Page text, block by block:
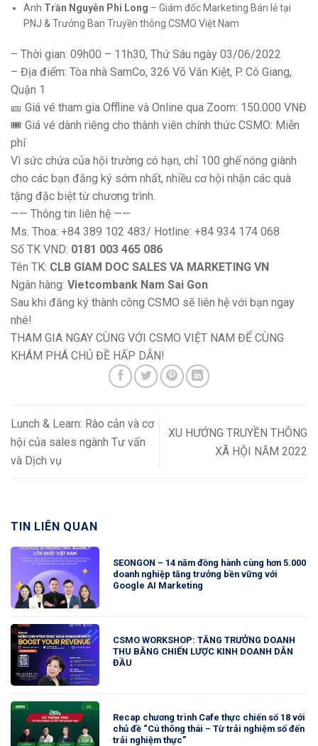
Anh Trần Nguyễn Phi Long – Giám đốc Marketing Bán lẻ tại
PNJ & Trưởng Ban Truyền thông CSMO Việt Nam
– Thời gian: 09h00 – 11h30, Thứ Sáu ngày 03/06/2022
– Địa điểm: Tòa nhà SamCo, 326 Võ Văn Kiệt, P. Cô Giang,
Quận 1
🎫 Giá vé tham gia Offline và Online qua Zoom: 150.000 VNĐ
🎟️ Giá vé dành riêng cho thành viên chính thức CSMO: Miễn
phí
Vì sức chứa của hội trường có hạn, chỉ 100 ghế nóng giành
cho các bạn đăng ký sớm nhất, nhiều cơ hội nhận các quà
tặng đặc biệt từ chương trình.
—— Thông tin liên hệ ——
Ms. Thoa: +84 389 102 483/ Hotline: +84 934 174 068
Số TK VND: 0181 003 465 086
Tên TK: CLB GIAM DOC SALES VA MARKETING VN
Ngân hàng: Vietcombank Nam Sai Gon
Sau khi đăng ký thành công CSMO sẽ liên hệ với bạn ngay
nhé!
THAM GIA NGAY CÙNG VỚI CSMO VIỆT NAM ĐỂ CÙNG
KHÁM PHÁ CHỦ ĐỀ HẤP DẪN!
Lunch & Learn: Rào cản và cơ
hội của sales ngành Tư vấn
và Dịch vụ
XU HƯỚNG TRUYỀN THÔNG
XÃ HỘI NĂM 2022
TIN LIÊN QUAN
SEONGON – 14 năm đồng hành cùng hơn 5.000
doanh nghiệp tăng trưởng bền vững với
Google AI Marketing
CSMO WORKSHOP: TĂNG TRƯỞNG DOANH
THU BẰNG CHIẾN LƯỢC KINH DOANH DẪN
ĐẦU
Recap chương trình Cafe thực chiến số 18 với
chủ đề “Cú thông thái – Từ trải nghiệm số đến
trải nghiệm thực”